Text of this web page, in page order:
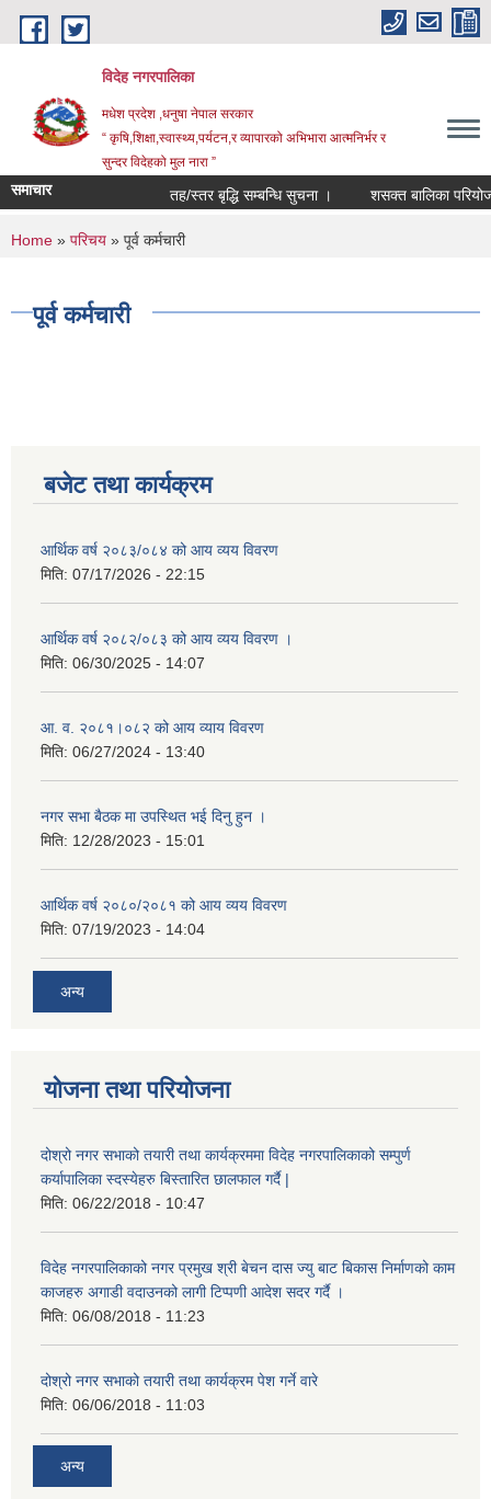
Skip to main content
विदेह नगरपालिका
मधेश प्रदेश ,धनुषा नेपाल सरकार
“ कृषि,शिक्षा,स्वास्थ्य,पर्यटन,र व्यापारको अभिभारा आत्मनिर्भर र
सुन्दर विदेहको मुल नारा ”
समाचार तह/स्तर बृद्धि सम्बन्धि सुचना । शसक्त बालिका
You are here
Home » परिचय » पूर्व कर्मचारी
पूर्व कर्मचारी
बजेट तथा कार्यक्रम
आर्थिक वर्ष २०८३/०८४ को आय व्यय विवरण
मिति: 07/17/2026 - 22:15
आर्थिक वर्ष २०८२/०८३ को आय व्यय विवरण ।
मिति: 06/30/2025 - 14:07
आ. व. २०८१।०८२ को आय व्याय विवरण
मिति: 06/27/2024 - 13:40
नगर सभा बैठक मा उपस्थित भई दिनु हुन ।
मिति: 12/28/2023 - 15:01
आर्थिक वर्ष २०८०/२०८१ को आय व्यय विवरण
मिति: 07/19/2023 - 14:04
अन्य
योजना तथा परियोजना
दोश्रो नगर सभाको तयारी तथा कार्यक्रममा विदेह नगरपालिकाको सम्पुर्ण
कर्यापालिका स्दस्येहरु बिस्तारित छालफाल गर्दै |
मिति: 06/22/2018 - 10:47
विदेह नगरपालिकाको नगर प्रमुख श्री बेचन दास ज्यु बाट बिकास निर्माणको काम
काजहरु अगाडी वदाउनको लागी टिप्पणी आदेश सदर गर्दै ।
मिति: 06/08/2018 - 11:23
दोश्रो नगर सभाको तयारी तथा कार्यक्रम पेश गर्ने वारे
मिति: 06/06/2018 - 11:03
अन्य